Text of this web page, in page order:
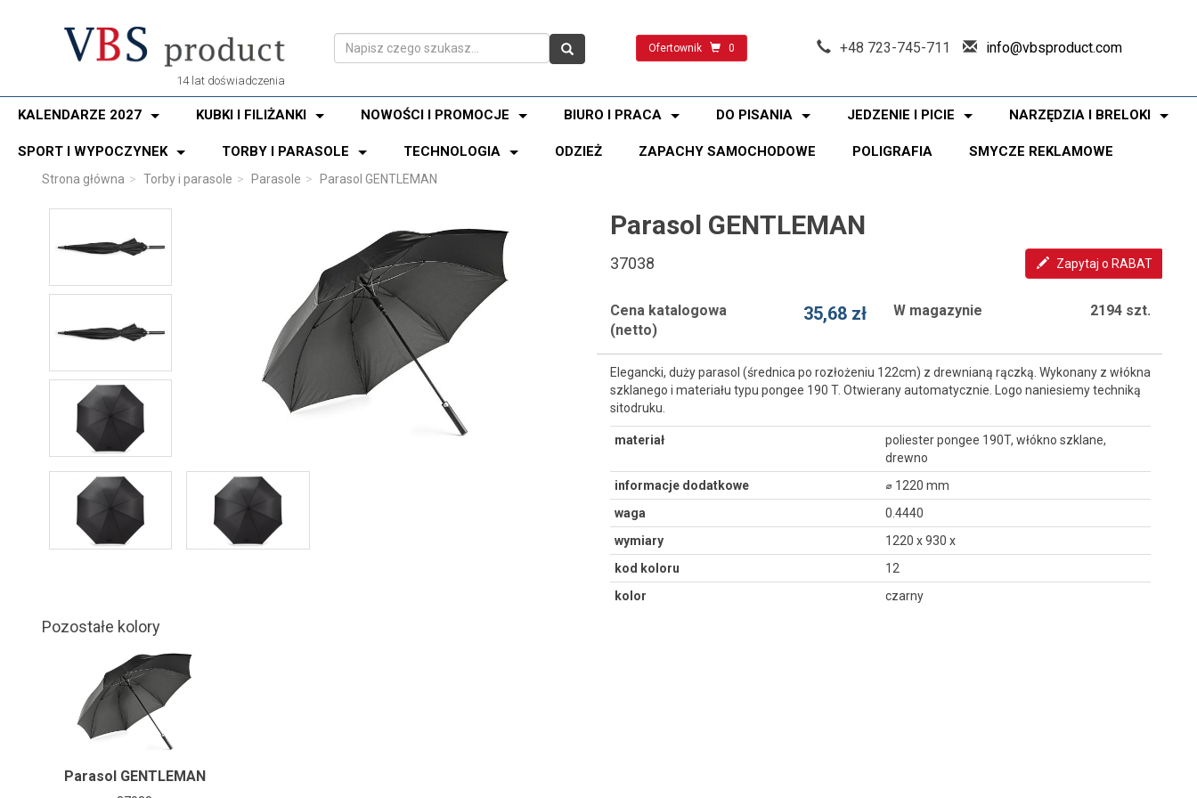
14 lat doświadczenia
Ofertownik 0 +48 723-745-711 info@vbsproduct.com
KALENDARZE 2027 KUBKI I FILIŻANKI NOWOŚCI I PROMOCJE BIURO I PRACA DO PISANIA JEDZENIE I PICIE NARZĘDZIA I BRELOKI
SPORT I WYPOCZYNEK TORBY I PARASOLE TECHNOLOGIA ODZIEŻ ZAPACHY SAMOCHODOWE POLIGRAFIA SMYCZE REKLAMOWE
Strona główna Torby i parasole Parasole Parasol GENTLEMAN
Parasol GENTLEMAN
37038 Zapytaj o RABAT
Cena katalogowa
(netto)
35,68 zł W magazynie 2194 szt.
Elegancki, duży parasol (średnica po rozłożeniu 122cm) z drewnianą rączką. Wykonany z włókna
szklanego i materiału typu pongee 190 T. Otwierany automatycznie. Logo naniesiemy techniką
sitodruku.
materiał
poliester pongee 190T, włókno szklane,
drewno
informacje dodatkowe
⌀ 1220 mm
waga
0.4440
wymiary
1220 x 930 x
kod koloru
12
kolor
czarny
Pozostałe kolory
Parasol GENTLEMAN